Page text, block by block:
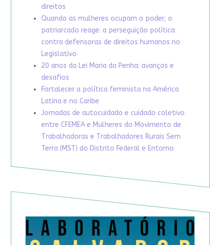
direitos
Quando as mulheres ocupam o poder, o
patriarcado reage: a perseguição política
contra defensoras de direitos humanos no
Legislativo
20 anos da Lei Maria da Penha: avanços e
desafios
Fortalecer a política feminista na América
Latina e no Caribe
Jornadas de autocuidado e cuidado coletivo
entre CFEMEA e Mulheres do Movimento de
Trabalhadoras e Trabalhadores Rurais Sem
Terra (MST) do Distrito Federal e Entorno